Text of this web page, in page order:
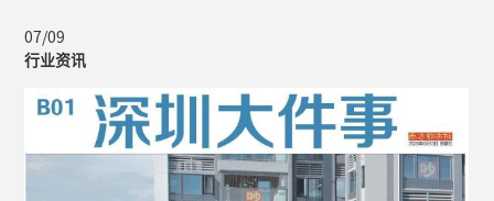
07/09
行业资讯